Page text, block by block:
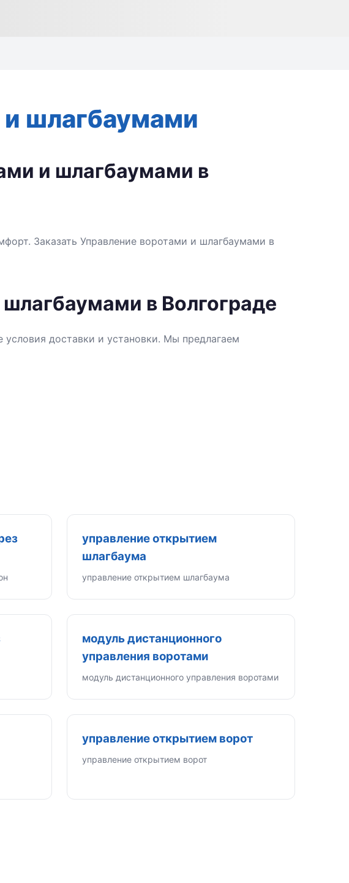
и шлагбаумами
и шлагбаумами в
Заказать Управление воротами и шлагбаумами в
в Волгограде
доставки и установки. Мы предлагаем
управление открытием
шлагбаума
управление открытием шлагбаума
модуль дистанционного
управления воротами
модуль дистанционного управления воротами
управление открытием ворот
управление открытием ворот